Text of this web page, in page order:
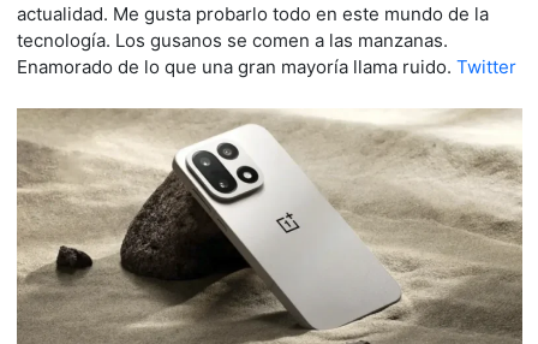
actualidad. Me gusta probarlo todo en este mundo de la
tecnología. Los gusanos se comen a las manzanas.
Enamorado de lo que una gran mayoría llama ruido. Twitter